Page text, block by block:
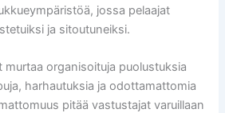
jossa pelaajat
ja sitoutuneiksi.
murtaa organisoituja puolustuksia
harhautuksia ja odottamattomia
pitää vastustajat varuillaan